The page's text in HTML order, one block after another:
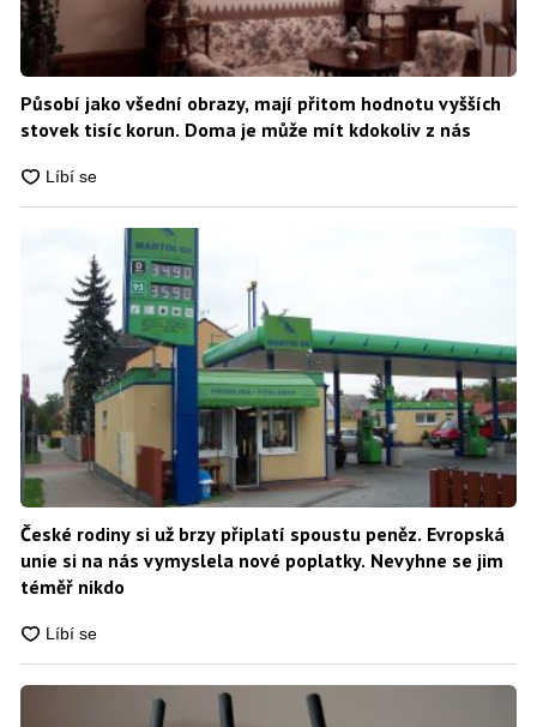
Působí jako všední obrazy, mají přitom hodnotu vyšších
stovek tisíc korun. Doma je může mít kdokoliv z nás
České rodiny si už brzy připlatí spoustu peněz. Evropská
unie si na nás vymyslela nové poplatky. Nevyhne se jim
téměř nikdo